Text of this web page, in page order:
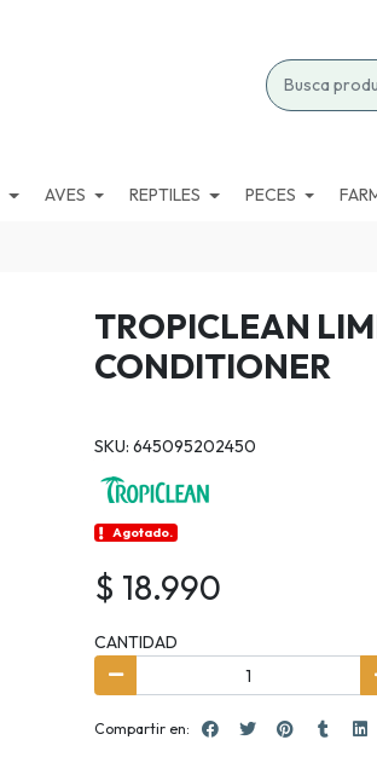
AVES REPTILES PECES
TROPICLEAN
CONDITIONER
SKU: 645095202450
Agotado.
$ 18.990
CANTIDAD
Compartir en: